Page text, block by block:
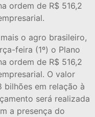
ordem de R$ 516,2
o agro brasileiro,
feira (1º) o Plano
ordem de R$ 516,2
O valor
bilhões em relação à
será realizada
a presença do